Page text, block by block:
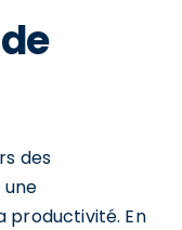
des
productivité. En